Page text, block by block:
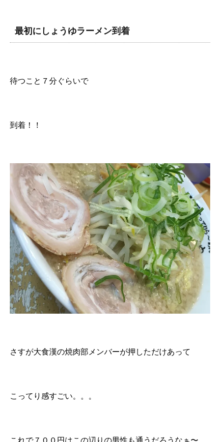
最初にしょうゆラーメン到着
待つこと７分ぐらいで
到着！！
さすが大食漢の焼肉部メンバーが押しただけあって
こってり感すごい。。。